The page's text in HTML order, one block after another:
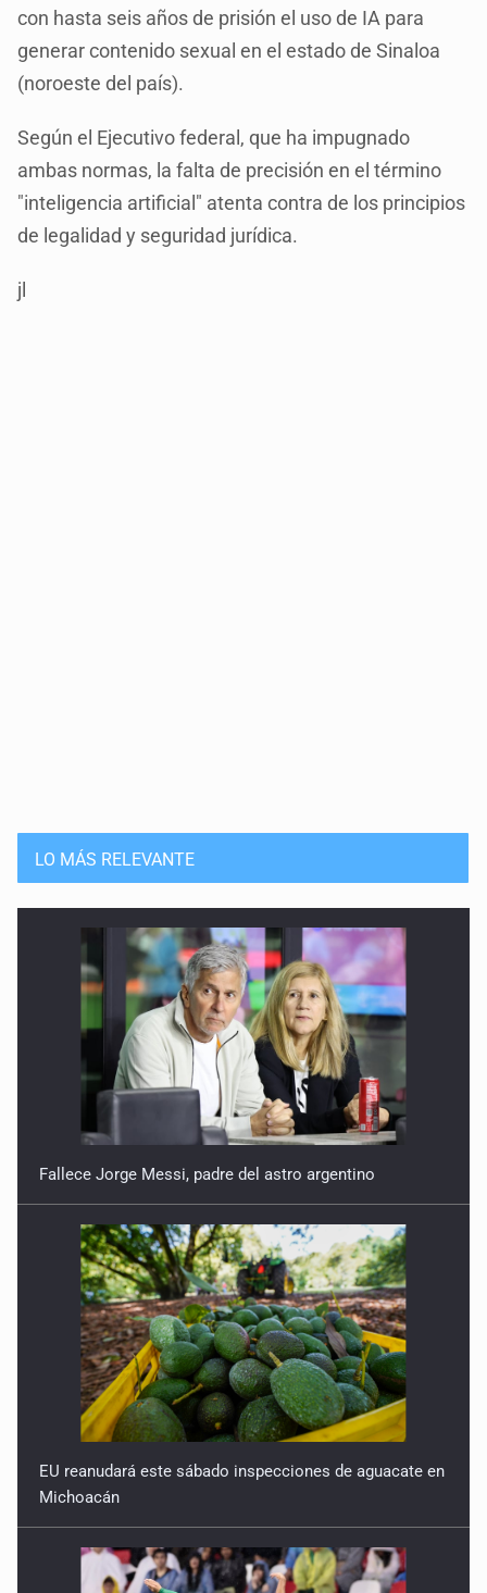
con hasta seis años de prisión el uso de IA para
generar contenido sexual en el estado de Sinaloa
(noroeste del país).
Según el Ejecutivo federal, que ha impugnado
ambas normas, la falta de precisión en el término
"inteligencia artificial" atenta contra de los principios
de legalidad y seguridad jurídica.
jl
LO MÁS RELEVANTE
Fallece Jorge Messi, padre del astro argentino
EU reanudará este sábado inspecciones de aguacate en
Michoacán